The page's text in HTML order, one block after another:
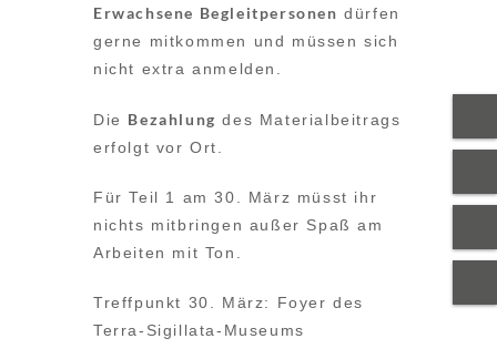
Erwachsene Begleitpersonen dürfen
gerne mitkommen und müssen sich
nicht extra anmelden.
Die Bezahlung des Materialbeitrags
erfolgt vor Ort.
Für Teil 1 am 30. März müsst ihr
nichts mitbringen außer Spaß am
Arbeiten mit Ton.
Treffpunkt 30. März: Foyer des
Terra-Sigillata-Museums